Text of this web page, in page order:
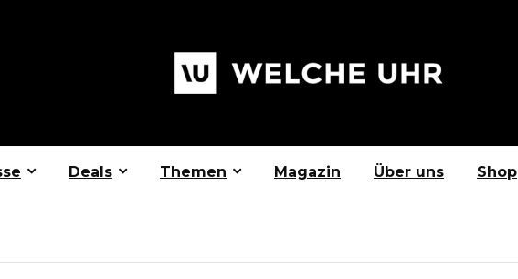
Deals Themen Magazin Über uns Shop